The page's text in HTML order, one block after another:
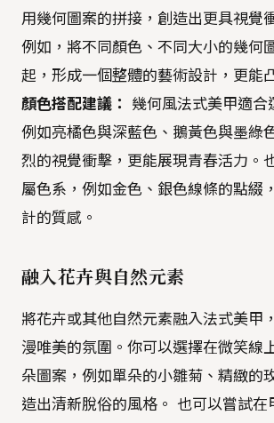
用幾何圖案的拼接，創造出更具視覺
例如，將不同顏色、不同大小的幾何
起，形成一個整體的藝術設計，更能
顏色搭配建議：
幾何風法式美甲適合
例如亮橘色與深藍色、鵝黃色與墨綠
烈的視覺衝擊，更能展現青春活力。
屬色系，例如金色、銀色線條的點綴
計的質感。
融入花卉與自然元素
將花卉或其他自然元素融入法式美甲
漫唯美的氛圍。你可以選擇在微笑線
朵圖案，例如單朵的小雛菊、精緻的
造出清新脫俗的風格。 也可以嘗試在